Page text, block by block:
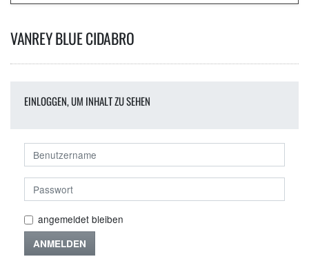
VANREY BLUE CIDABRO
EINLOGGEN, UM INHALT ZU SEHEN
angemeldet bleiben
ANMELDEN